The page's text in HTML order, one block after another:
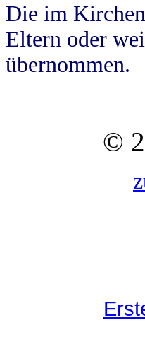
Die im
Eltern oder
übernommen.
©